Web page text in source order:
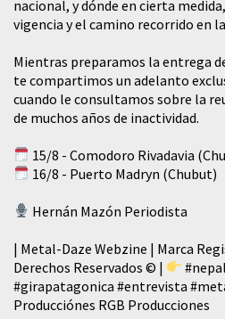
nacional, y dónde en cierta
vigencia y el camino recorrido en
Mientras preparamos la entrega
te compartimos un adelanto
cuando le consultamos sobre la
de muchos años de inactividad.
15/8 - Comodoro Rivadavia
16/8 - Puerto Madryn (Chubut)
Hernán Mazón Periodista
| Metal-Daze Webzine | Marca
Derechos Reservados © |
#nepal
#girapatagonica #entrevista
Producciónes RGB Producciones